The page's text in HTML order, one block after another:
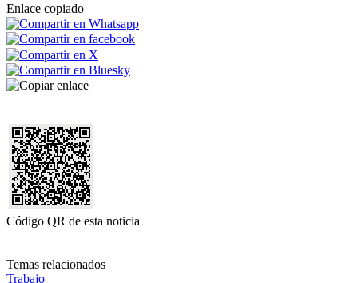
Enlace copiado
Código QR de esta noticia
Temas relacionados
Trabajo